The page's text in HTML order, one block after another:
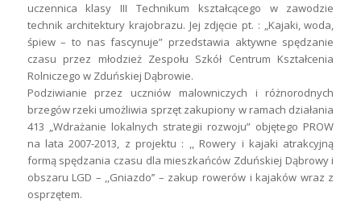
uczennica klasy III Technikum kształcącego w zawodzie
technik architektury krajobrazu. Jej zdjęcie pt. : „Kajaki, woda,
śpiew – to nas fascynuje” przedstawia aktywne spędzanie
czasu przez młodzież Zespołu Szkół Centrum Kształcenia
Rolniczego w Zduńskiej Dąbrowie.
Podziwianie przez uczniów malowniczych i różnorodnych
brzegów rzeki umożliwia sprzęt zakupiony w ramach działania
413 „Wdrażanie lokalnych strategii rozwoju” objętego PROW
na lata 2007-2013, z projektu : ,, Rowery i kajaki atrakcyjną
formą spędzania czasu dla mieszkańców Zduńskiej Dąbrowy i
obszaru LGD – ,,Gniazdo’’ – zakup rowerów i kajaków wraz z
osprzętem.